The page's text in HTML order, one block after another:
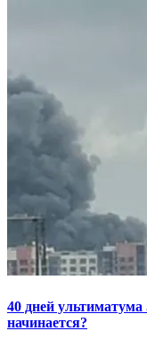
40 дней ультиматума
начинается?